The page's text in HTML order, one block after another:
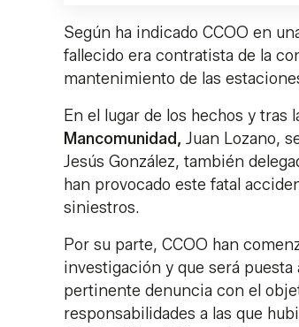
Según ha indicado CCOO en
fallecido era contratista de la
mantenimiento de las
En el lugar de los hechos y
Mancomunidad, Juan Lozano,
Jesús González, también
han provocado este fatal
siniestros.
Por su parte, CCOO han
investigación y que será puesta
pertinente denuncia con el
responsabilidades a las que